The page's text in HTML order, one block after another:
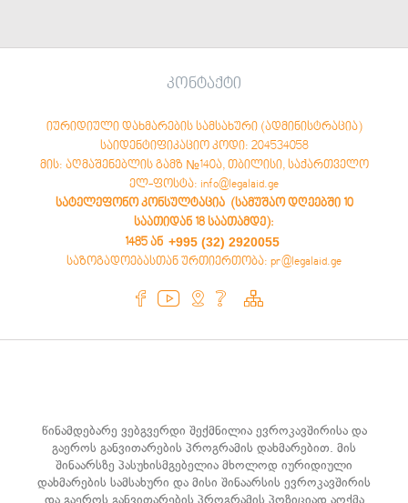
კონტაქტი
იურიდიული დახმარების სამსახური (ადმინისტრაცია)
საიდენტიფიკაციო კოდი: 204534058
მის: აღმაშენებლის გამზ №140ა, თბილისი, საქართველო
ელ-ფოსტა: info@legalaid.ge
სატელეფონო კონსულტაცია (სამუშაო დღეებში 10
საათიდან 18 საათამდე):
1485 ან +995 (32) 2920055
საზოგადოებასთან ურთიერთობა: pr@legalaid.ge
წინამდებარე ვებგვერდი შექმნილია ევროკავშირისა და
გაეროს განვითარების პროგრამის დახმარებით. მის
შინაარსზე პასუხისმგებელია მხოლოდ იურიდიული
დახმარების სამსახური და მისი შინაარსის ევროკავშირის
და გაეროს განვითარების პროგრამის პოზიციად აღქმა